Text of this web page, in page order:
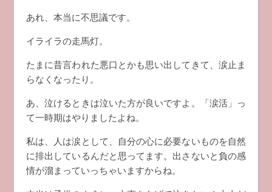
あれ、本当に不思議です。
イライラの走馬灯。
たまに昔言われた悪口とかも思い出してきて、涙止ま
らなくなったり。
あ、泣けるときは泣いた方が良いですよ。「涙活」っ
て一時期はやりましたよね。
私は、人は涙として、自分の心に必要ないものを自然
に排出しているんだと思ってます。出さないと負の感
情が溜まっていっちゃいますからね。